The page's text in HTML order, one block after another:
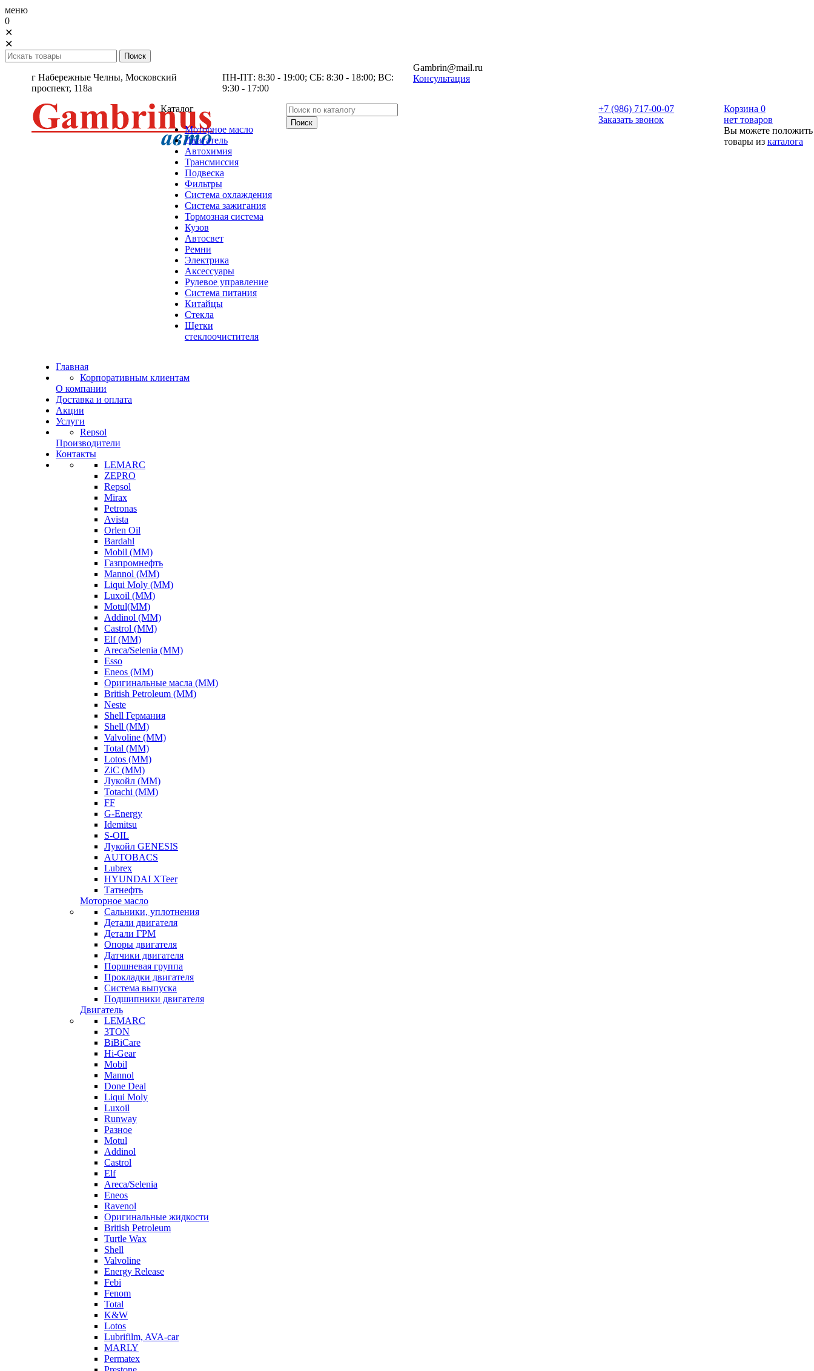
меню
0
✕
✕
г Набережные Челны, Московский
проспект, 118а
ПН-ПТ: 8:30 - 19:00; СБ: 8:30 - 18:00; ВС:
9:30 - 17:00
Gambrin@mail.ru
Консультация
Каталог
Моторное масло
Двигатель
Автохимия
Трансмиссия
Подвеска
Фильтры
Система охлаждения
Система зажигания
Тормозная система
Кузов
Автосвет
Ремни
Электрика
Аксессуары
Рулевое управление
Система питания
Китайцы
Стекла
Щетки
стеклоочистителя
+7 (986) 717-00-07
Заказать звонок
Корзина 0
нет товаров
Вы можете положить
товары из каталога
Главная
Корпоративным клиентам
О компании
Доставка и оплата
Акции
Услуги
Repsol
Производители
Контакты
LEMARC
ZEPRO
Repsol
Mirax
Petronas
Avista
Orlen Oil
Bardahl
Mobil (ММ)
Газпромнефть
Mannol (ММ)
Liqui Moly (ММ)
Luxoil (ММ)
Motul(ММ)
Addinol (ММ)
Castrol (ММ)
Elf (ММ)
Areca/Selenia (ММ)
Esso
Eneos (ММ)
Оригинальные масла (ММ)
British Petroleum (ММ)
Neste
Shell Германия
Shell (ММ)
Valvoline (ММ)
Total (ММ)
Lotos (ММ)
ZiC (ММ)
Лукойл (ММ)
Totachi (MM)
FF
G-Energy
Idemitsu
S-OIL
Лукойл GENESIS
AUTOBACS
Lubrex
HYUNDAI XTeer
Татнефть
Моторное масло
Сальники, уплотнения
Детали двигателя
Детали ГРМ
Опоры двигателя
Датчики двигателя
Поршневая группа
Прокладки двигателя
Система выпуска
Подшипники двигателя
Двигатель
LEMARC
3TON
BiBiCare
Hi-Gear
Mobil
Mannol
Done Deal
Liqui Moly
Luxoil
Runway
Разное
Motul
Addinol
Castrol
Elf
Areca/Selenia
Eneos
Ravenol
Оригинальные жидкости
British Petroleum
Turtle Wax
Shell
Valvoline
Energy Release
Febi
Fenom
Total
K&W
Lotos
Lubrifilm, AVA-car
MARLY
Permatex